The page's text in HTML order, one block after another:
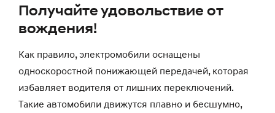
Получайте удовольствие от
вождения!
Как правило, электромобили оснащены
односкоростной понижающей передачей, которая
избавляет водителя от лишних переключений.
Такие автомобили движутся плавно и бесшумно,